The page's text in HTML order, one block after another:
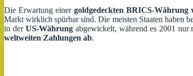
Die Erwartung einer goldgedeckten BRICS-
Markt wirklich spürbar sind. Die meisten Staaten haben
in der US-Währungabgewickelt, während es 2001 nur
weltweiten Zahlungen ab.